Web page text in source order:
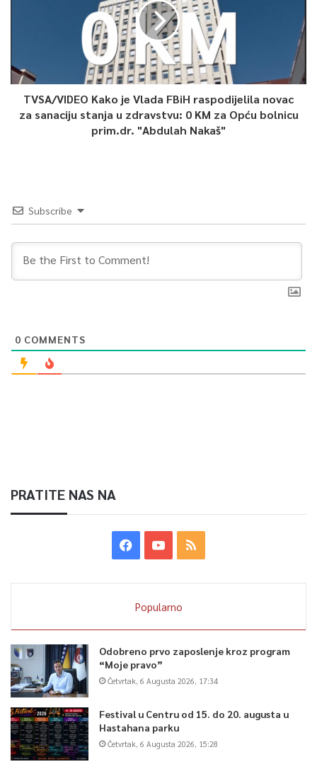
TVSA/VIDEO Kako je Vlada FBiH raspodijelila novac
za sanaciju stanja u zdravstvu: 0 KM za Opću bolnicu
prim.dr. "Abdulah Nakaš"
Subscribe
0 COMMENTS
PRATITE NAS NA
Popularno
Odobreno prvo zaposlenje kroz program
“Moje pravo”
Četvrtak, 6 Augusta 2026, 17:34
Festival u Centru od 15. do 20. augusta u
Hastahana parku
Četvrtak, 6 Augusta 2026, 15:28